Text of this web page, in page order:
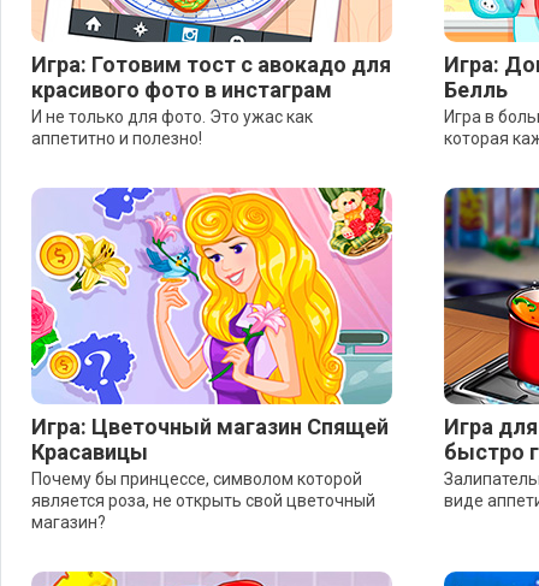
Игра: Готовим тост с авокадо для
красивого фото в инстаграм
И не только для фото. Это ужас как
аппетитно и полезно!
Игра:
Белль
Игра в
которая
Игра: Цветочный магазин Спящей
Красавицы
Почему бы принцессе, символом которой
является роза, не открыть свой цветочный
магазин?
Игра
быстро
виде